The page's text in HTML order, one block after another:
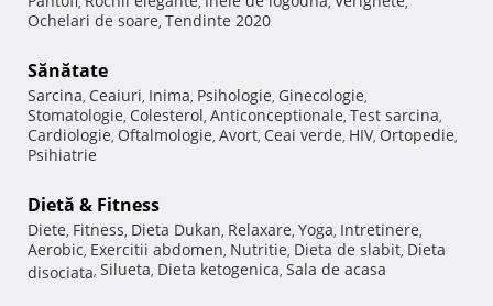
Ochelari de soare, Tendinte 2020
Sănătate
Sarcina, Ceaiuri, Inima, Psihologie, Ginecologie,
Stomatologie, Colesterol, Anticonceptionale, Test sarcina,
Cardiologie, Oftalmologie, Avort, Ceai verde, HIV, Ortopedie,
Psihiatrie
Dietă & Fitness
Diete, Fitness, Dieta Dukan, Relaxare, Yoga, Intretinere,
Aerobic, Exercitii abdomen, Nutritie, Dieta de slabit, Dieta
disociata, Silueta, Dieta ketogenica, Sala de acasa